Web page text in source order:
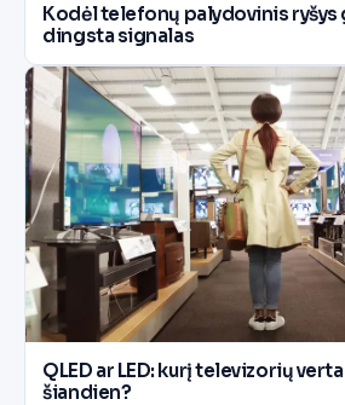
Kodėl telefonų palydovinis ryšys
dingsta signalas
QLED ar LED: kurį televizorių
šiandien?